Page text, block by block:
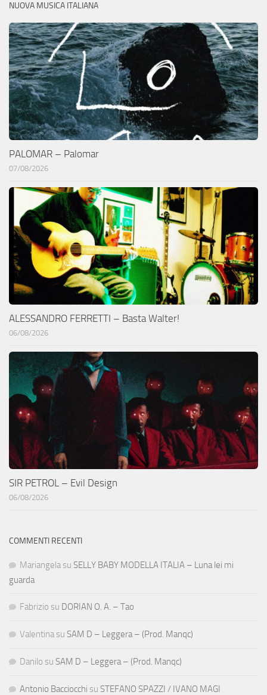
NUOVA MUSICA ITALIANA
PALOMAR – Palomar
07/08/2026
ALESSANDRO FERRETTI – Basta Walter!
06/08/2026
SIR PETROL – Evil Design
06/08/2026
COMMENTI RECENTI
Mariangela su SELLY BABY MODELLA ITALIA – Luna lei mi
guarda
Fabrizio su DORIAN O. A. – Tao
Valentina su SAM D – Leggera – (Prod. Manqc)
Danilo su SAM D – Leggera – (Prod. Manqc)
Antonio Bacciocchi su STEFANO SPAZZI / IVANO MAGI